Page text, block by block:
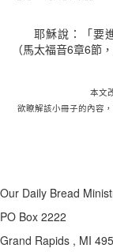
耶穌說：「要
（馬太福音6章6節
本文
欲瞭解該小冊子的內容
Our Daily Bread
PO Box 2222
Grand Rapids , MI